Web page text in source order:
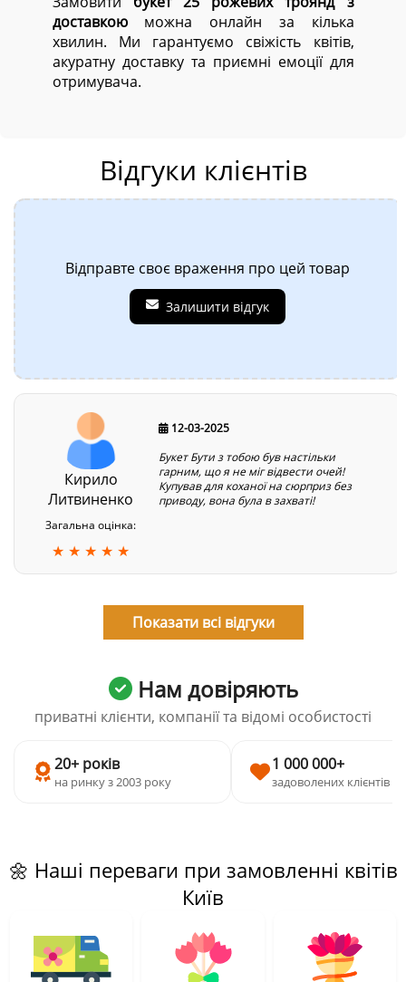
доставкоюможна онлайн за кілька
хвилин. Ми гарантуємо свіжість квітів,
акуратну доставку та приємні емоції для
отримувача.
Відгуки клієнтів
Відправте своє враження про цей товар
Залишити відгук
Кирило
Литвиненко
Загальна оцінка:
★ ★ ★ ★ ★
12-03-2025
Букет Бути з тобою був настільки
гарним, що я не міг відвести очей!
Купував для коханої на сюрприз без
приводу, вона була в захваті!
Показати всі відгуки
Нам довіряють
приватні клієнти, компанії та відомі особистості
20+ років
на ринку з 2003 року
1 000 000+
задоволених клієнтів
🌼 Наші переваги при замовленні квітів
Київ